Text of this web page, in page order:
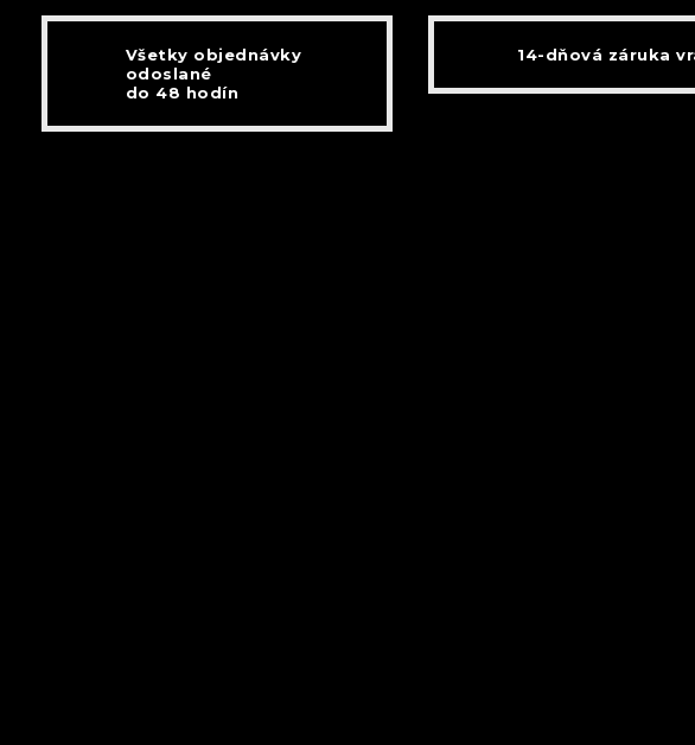
Všetky objednávky
odoslané
do 48 hodín
14-dňová záruka